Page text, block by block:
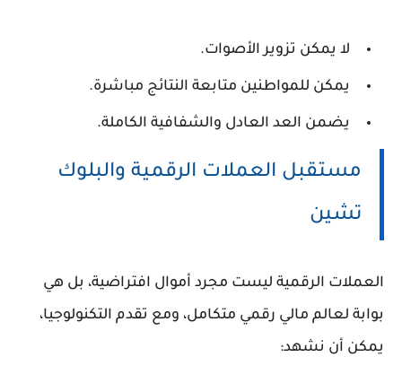
لا يمكن تزوير الأصوات.
يمكن للمواطنين متابعة النتائج مباشرة.
يضمن العد العادل والشفافية الكاملة.
مستقبل العملات الرقمية والبلوك
تشين
العملات الرقمية ليست مجرد أموال افتراضية، بل هي
بوابة لعالم مالي رقمي متكامل، ومع تقدم التكنولوجيا،
يمكن أن نشهد: